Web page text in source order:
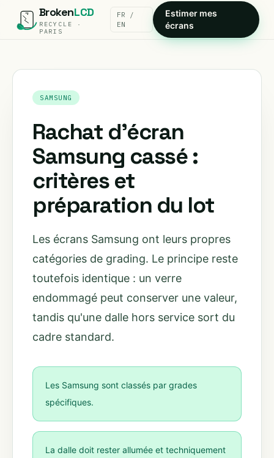
BrokenLCD
RECYCLE ·
PARIS
FR /
EN
Estimer mes
écrans
SAMSUNG
Rachat d’écran
Samsung cassé :
critères et
préparation du lot
Les écrans Samsung ont leurs propres
catégories de grading. Le principe reste
toutefois identique : un verre
endommagé peut conserver une valeur,
tandis qu'une dalle hors service sort du
cadre standard.
Les Samsung sont classés par grades
spécifiques.
La dalle doit rester allumée et techniquement